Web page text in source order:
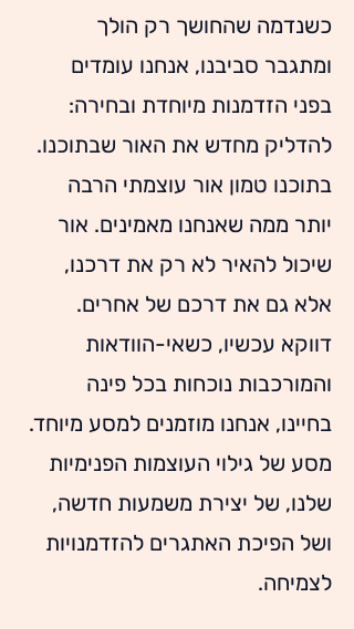
כשנדמה שהחושך רק הולך
ומתגבר סביבנו, אנחנו עומדים
בפני הזדמנות מיוחדת ובחירה:
להדליק מחדש את האור שבתוכנו.
בתוכנו טמון אור עוצמתי הרבה
יותר ממה שאנחנו מאמינים. אור
שיכול להאיר לא רק את דרכנו,
אלא גם את דרכם של אחרים.
דווקא עכשיו, כשאי-הוודאות
והמורכבות נוכחות בכל פינה
בחיינו, אנחנו מוזמנים למסע מיוחד.
מסע של גילוי העוצמות הפנימיות
שלנו, של יצירת משמעות חדשה,
ושל הפיכת האתגרים להזדמנויות
לצמיחה.